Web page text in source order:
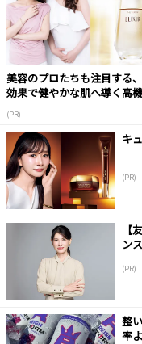
美容のプロたちも注目する
効果で健やかな肌へ導く高
(PR)
キ
(PR)
【
ンス
(PR)
整
率